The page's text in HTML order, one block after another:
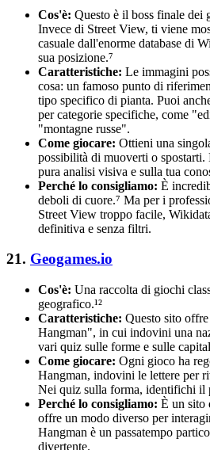
Cos'è: Questo è il boss finale
Invece di Street View, ti viene
casuale dall'enorme database di
sua posizione.⁷
Caratteristiche: Le immagini
cosa: un famoso punto di
tipo specifico di pianta. Puoi
per categorie specifiche, come
"montagne russe".
Come giocare: Ottieni una
possibilità di muoverti o
pura analisi visiva e sulla tua
Perché lo consigliamo: È
deboli di cuore.⁷ Ma per i
Street View troppo facile,
definitiva e senza filtri.
21. Geogames.io
Cos'è: Una raccolta di giochi
geografico.¹²
Caratteristiche: Questo sito
Hangman", in cui indovini una
vari quiz sulle forme e sulle
Come giocare: Ogni gioco ha
Hangman, indovini le lettere per
Nei quiz sulla forma, identifichi il
Perché lo consigliamo: È un sito
offre un modo diverso per
Hangman è un passatempo
divertente.